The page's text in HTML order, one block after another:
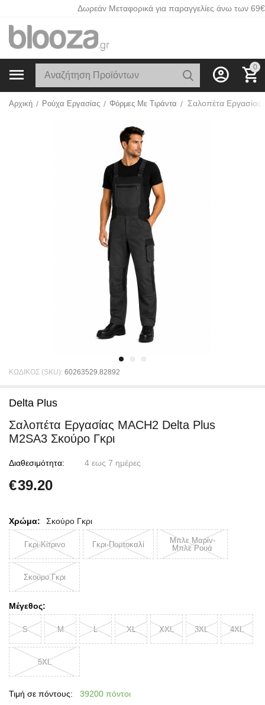
Δωρεάν Μεταφορικά για παραγγελίες άνω των 69€
0
Αρχική / Ρούχα Εργασίας / Φόρμες Με Τιράντα /
ΚΩΔΙΚΟΣ (SKU): 60263529.82892
Delta Plus
Σαλοπέτα Εργασίας MACH2 Delta Plus
M2SA3 Σκούρο Γκρι
Διαθεσιμότητα: 4 εως 7 ημέρες
€39.20
Χρώμα: Σκούρο Γκρι
Γκρι-Κίτρινο Γκρι-Πορτοκαλί
Μπλε Μαρίν-
Μπλε Ρουά
Σκούρο Γκρι
Μέγεθος:
S M L XL XXL 3XL 4XL
5XL
Τιμή σε πόντους:
39200 πόντοι